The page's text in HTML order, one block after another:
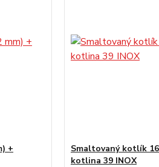
+
Smaltovaný kotlík
kotlina 39 INOX